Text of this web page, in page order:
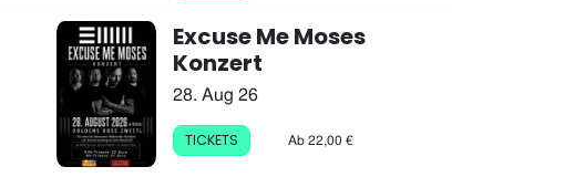
Excuse Me Moses
Konzert
28. Aug 26
TICKETS Ab 22,00 €